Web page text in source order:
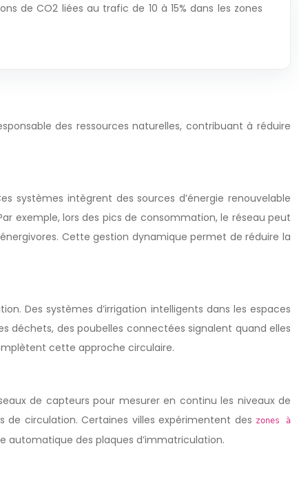
de CO2 liées au trafic de 10 à 15% dans les zones
des ressources naturelles, contribuant à réduire
systèmes intègrent des sources d’énergie renouvelable
exemple, lors des pics de consommation, le réseau peut
Cette gestion dynamique permet de réduire la
Des systèmes d’irrigation intelligents dans les espaces
déchets, des poubelles connectées signalent quand elles
cette approche circulaire.
de capteurs pour mesurer en continu les niveaux de
de circulation. Certaines villes expérimentent des zones à
automatique des plaques d’immatriculation.